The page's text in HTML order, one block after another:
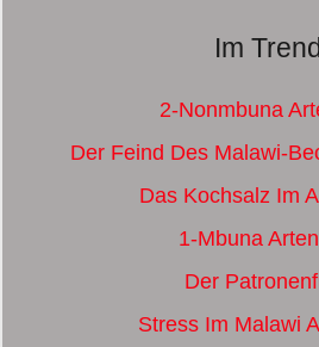
Im
2-Nonmbuna
Der Feind Des Malawi-
Das Kochsalz Im
1-Mbuna
Der
Stress Im Malawi